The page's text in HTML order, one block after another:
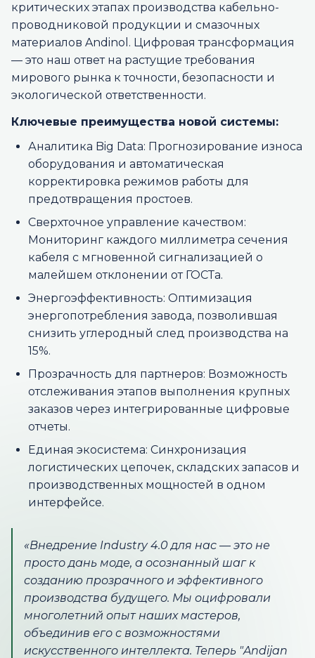
критических этапах производства кабельно-
проводниковой продукции и смазочных
материалов Andinol. Цифровая трансформация
— это наш ответ на растущие требования
мирового рынка к точности, безопасности и
экологической ответственности.
Ключевые преимущества новой системы:
Аналитика Big Data: Прогнозирование износа
оборудования и автоматическая
корректировка режимов работы для
предотвращения простоев.
Сверхточное управление качеством:
Мониторинг каждого миллиметра сечения
кабеля с мгновенной сигнализацией о
малейшем отклонении от ГОСТа.
Энергоэффективность: Оптимизация
энергопотребления завода, позволившая
снизить углеродный след производства на
15%.
Прозрачность для партнеров: Возможность
отслеживания этапов выполнения крупных
заказов через интегрированные цифровые
отчеты.
Единая экосистема: Синхронизация
логистических цепочек, складских запасов и
производственных мощностей в одном
интерфейсе.
«Внедрение Industry 4.0 для нас — это не
просто дань моде, а осознанный шаг к
созданию прозрачного и эффективного
производства будущего. Мы оцифровали
многолетний опыт наших мастеров,
объединив его с возможностями
искусственного интеллекта. Теперь "Andijan